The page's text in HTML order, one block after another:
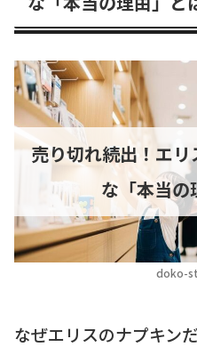
doko-
売り切れ続出！エ
な「本当の
なぜエリスのナプキン